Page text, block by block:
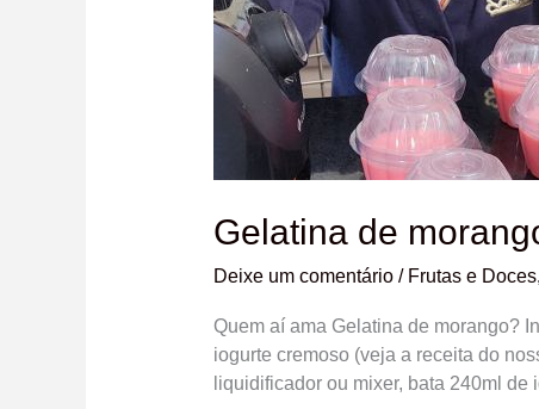
Gelatina de
Deixe um comentário / Frutas e Doces,
Quem aí ama Gelatina de morango?
iogurte cremoso (veja a receita do
liquidificador ou mixer, bata 240ml de